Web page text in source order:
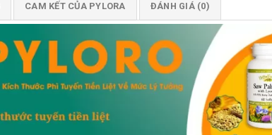
CAM KẾT CỦA PYLORA ĐÁNH GIÁ (0)